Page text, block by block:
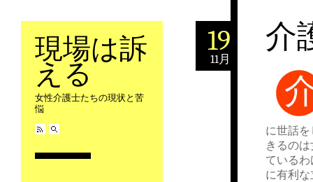
現場は訴
える
女性介護士たちの現状と苦
悩
19
11月
介
に世話
きるの
ている
に有利